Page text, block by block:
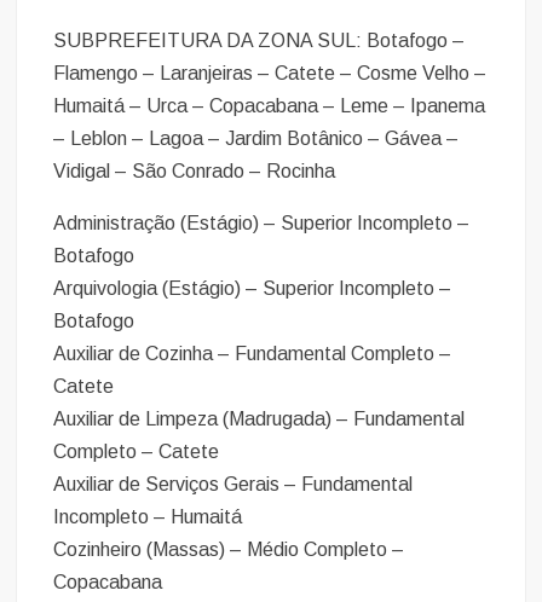
SUBPREFEITURA DA ZONA SUL: Botafogo –
Flamengo – Laranjeiras – Catete – Cosme Velho –
Humaitá – Urca – Copacabana – Leme – Ipanema
– Leblon – Lagoa – Jardim Botânico – Gávea –
Vidigal – São Conrado – Rocinha
Administração (Estágio) – Superior Incompleto –
Botafogo
Arquivologia (Estágio) – Superior Incompleto –
Botafogo
Auxiliar de Cozinha – Fundamental Completo –
Catete
Auxiliar de Limpeza (Madrugada) – Fundamental
Completo – Catete
Auxiliar de Serviços Gerais – Fundamental
Incompleto – Humaitá
Cozinheiro (Massas) – Médio Completo –
Copacabana